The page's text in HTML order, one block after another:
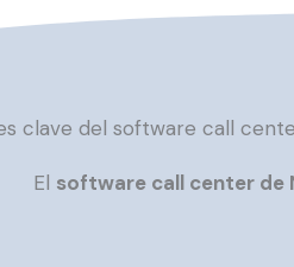
clave del software call
El software call center de